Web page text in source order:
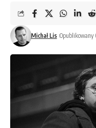
Michał Lis Opublikowany